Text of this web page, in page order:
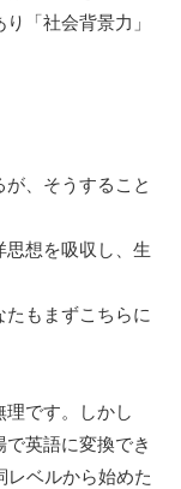
「社会背景力」
、そうすること
思想を吸収し、生
たもまずこちらに
です。しかし
で英語に変換でき
レベルから始めた